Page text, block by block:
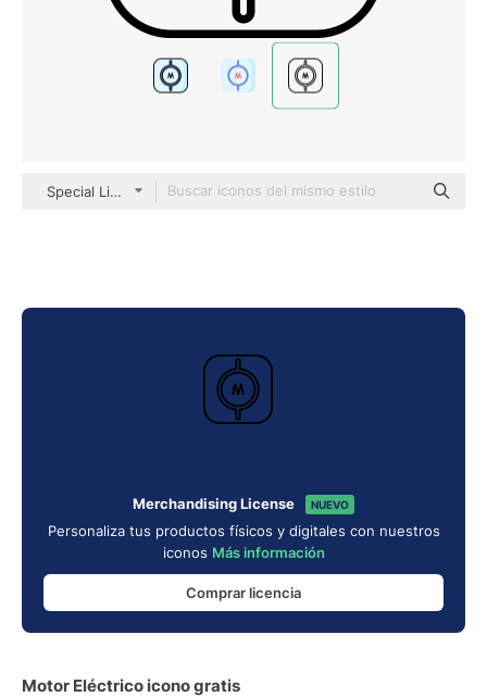
Special Lineal
Merchandising License NUEVO
Personaliza tus productos físicos y digitales con nuestros
iconos Más información
Comprar licencia
Motor Eléctrico icono gratis